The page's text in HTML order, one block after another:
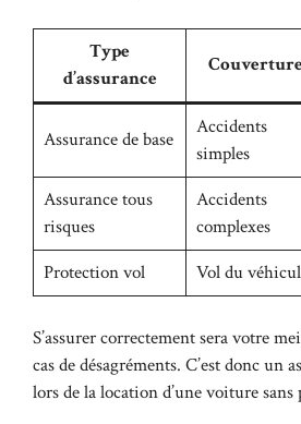
Type
d’assurance
Assurance de base
Accidents
simples
Assurance tous
risques
Accidents
complexes
Protection vol Vol du
S’assurer correctement sera votre
cas de désagréments. C’est donc un
lors de la location d’une voiture sans